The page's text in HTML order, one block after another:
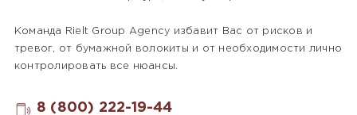
Команда Rielt Group Agency избавит Вас от рисков и
тревог, от бумажной волокиты и от необходимости лично
контролировать все нюансы.
8 (800) 222-19-44